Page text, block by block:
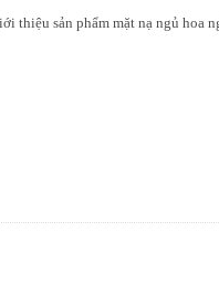
thiệu sản phẩm mặt nạ ngủ hoa